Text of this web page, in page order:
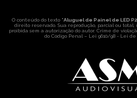
O conteúdo do texto "Aluguel de Painel de LED
direito reservado. Sua reprodução, parcial ou total,
proibida sem a autorização do autor. Crime de
do Código Penal – Lei 9610/98 - Lei